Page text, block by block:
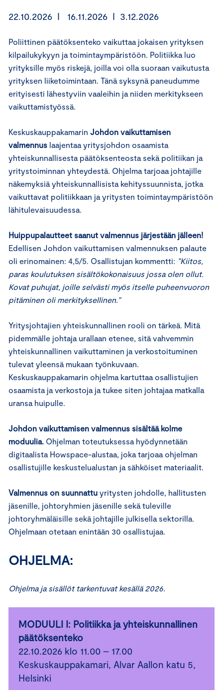
22.10.2026 I 16.11.2026 I 3.12.2026
Poliittinen päätöksenteko vaikuttaa jokaisen yrityksen
kilpailukykyyn ja toimintaympäristöön. Politiikka luo
yrityksille myös riskejä, joilla voi olla suoraan vaikutusta
yrityksen liiketoimintaan. Tänä syksynä paneudumme
erityisesti lähestyviin vaaleihin ja niiden merkitykseen
vaikuttamistyössä.
Keskuskauppakamarin Johdon vaikuttamisen
valmennus laajentaa yritysjohdon osaamista
yhteiskunnallisesta päätöksenteosta sekä politiikan ja
yritystoiminnan yhteydestä. Ohjelma tarjoaa johtajille
näkemyksiä yhteiskunnallisista kehityssuunnista, jotka
vaikuttavat politiikkaan ja yritysten toimintaympäristöön
lähitulevaisuudessa.
Huippupalautteet saanut valmennus järjestään jälleen!
Edellisen Johdon vaikuttamisen valmennuksen palaute
oli erinomainen: 4,5/5. Osallistujan kommentti: ”Kiitos,
paras koulutuksen sisältökokonaisuus jossa olen ollut.
Kovat puhujat, joille selvästi myös itselle puheenvuoron
pitäminen oli merkityksellinen.”
Yritysjohtajien yhteiskunnallinen rooli on tärkeä. Mitä
pidemmälle johtaja urallaan etenee, sitä vahvemmin
yhteiskunnallinen vaikuttaminen ja verkostoituminen
tulevat yleensä mukaan työnkuvaan.
Keskuskauppakamarin ohjelma kartuttaa osallistujien
osaamista ja verkostoja ja tukee siten johtajaa matkalla
uransa huipulle.
Johdon vaikuttamisen valmennus sisältää kolme
moduulia. Ohjelman toteutuksessa hyödynnetään
digitaalista Howspace-alustaa, joka tarjoaa ohjelman
osallistujille keskustelualustan ja sähköiset materiaalit.
Valmennus on suunnattu yritysten johdolle, hallitusten
jäsenille, johtoryhmien jäsenille sekä tuleville
johtoryhmäläisille sekä johtajille julkisella sektorilla.
Ohjelmaan otetaan enintään 30 osallistujaa.
OHJELMA:
Ohjelma ja sisällöt tarkentuvat kesällä 2026.
MODUULI I: Politiikka ja yhteiskunnallinen
päätöksenteko
22.10.2026 klo 11.00 – 17.00
Keskuskauppakamari, Alvar Aallon katu 5,
Helsinki